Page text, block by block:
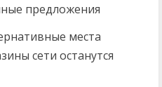
предложения
места
сети останутся